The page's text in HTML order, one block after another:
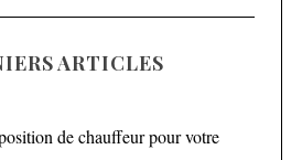
ARTICLES
de chauffeur pour votre